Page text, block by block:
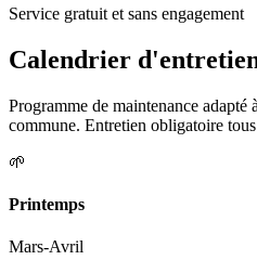
Service gratuit et sans engagement
Calendrier
Programme de maintenance
commune. Entretien obligatoire
🌱
Printemps
Mars-Avril